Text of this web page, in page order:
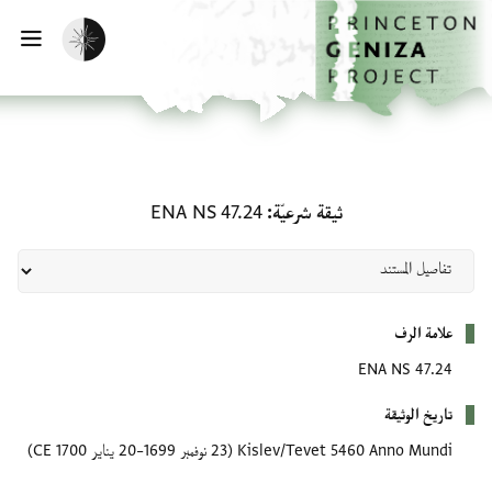
إلى المحتوى الرئيسي
الرئيسية
تفعيل الوضع المظلم
ثيقة شرعيّة ENA NS 47.24
علامة الرف
ENA NS 47.24
تاريخ الوثيقة
Kislev/Tevet 5460 Anno Mundi (23 نوفمبر 1699–20 يناير 1700 CE)